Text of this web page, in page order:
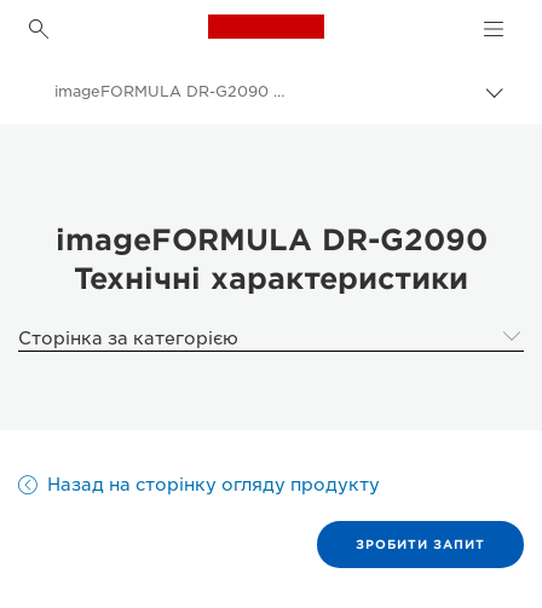
Canon Logo, back to
Продукти для бізнесу
Сканери для дому та офісу
imageFORMULA DR-G2090 - Specifications
imageFORMULA DR-G2090
Технічні характеристики
Сторінка за категорією
Назад на сторінку огляду продукту
ЗРОБИТИ ЗАПИТ